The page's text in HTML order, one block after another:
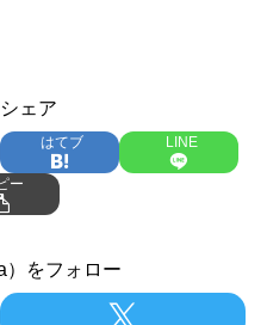
ェア
はてブ LINE
ー
）をフォロー